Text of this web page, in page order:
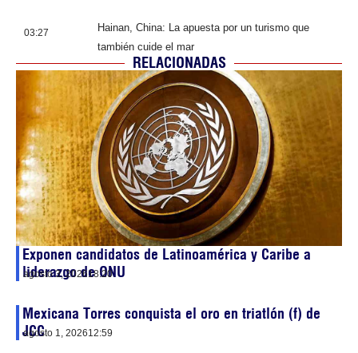
03:27
Hainan, China: La apuesta por un turismo que
también cuide el mar
RELACIONADAS
Exponen candidatos de Latinoamérica y Caribe a
liderazgo de ONU
agosto 3, 202618:20
Mexicana Torres conquista el oro en triatlón (f) de
JCC
agosto 1, 202612:59